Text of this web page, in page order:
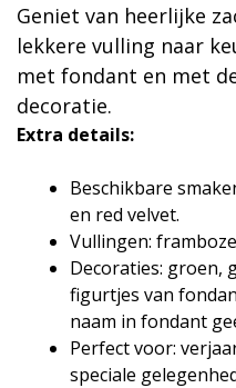
Geniet van heerlijke
lekkere vulling naar
met fondant en met
decoratie.
Extra details:
Beschikbare
en red velvet.
Vullingen:
Decoraties: groen,
figurtjes van
naam in fondant
Perfect voor:
speciale